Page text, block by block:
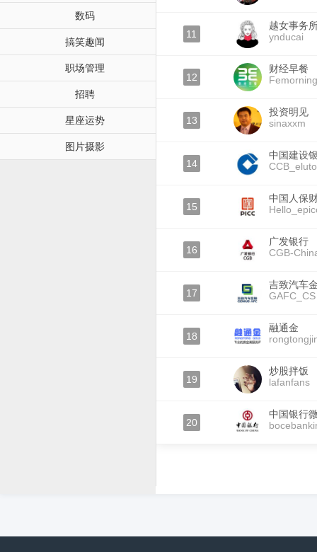
数码
搞笑趣闻
职场管理
招聘
星座运势
图片摄影
11
越女事务
ynducai
12
财经早餐
Femorning
13
投资明见
sinaxxm
14
中国建设
15
中国人保
16
广发银行
CGB-
17
吉致汽车
GAFC_CS
18
融通金
19
炒股拌饭
lafanfans
20
中国银行